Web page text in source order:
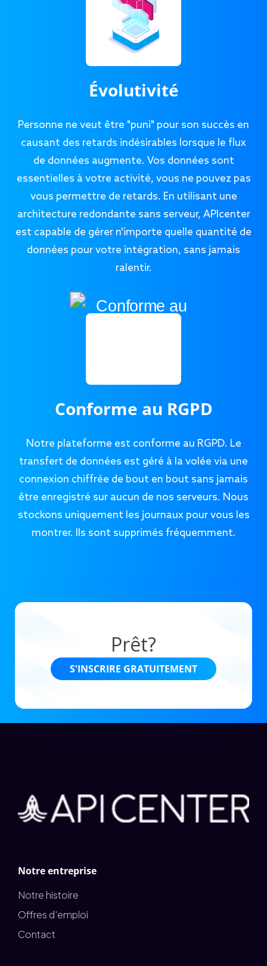
Évolutivité
Personne ne veut être "puni" pour son succès en
causant des retards indésirables lorsque le flux
de données augmente. Vos données sont
essentielles à votre activité, vous ne pouvez pas
vous permettre de retards. En utilisant une
architecture redondante sans serveur, APIcenter
est capable de gérer n'importe quelle quantité de
données pour votre intégration, sans jamais
ralentir.
Conforme au RGPD
Notre plateforme est conforme au RGPD. Le
transfert de données est géré à la volée via une
connexion chiffrée de bout en bout sans jamais
être enregistré sur aucun de nos serveurs. Nous
stockons uniquement les journaux pour vous les
montrer. Ils sont supprimés fréquemment.
Prêt?
S'INSCRIRE GRATUITEMENT
Notre entreprise
Notre histoire
Offres d'emploi
Contact